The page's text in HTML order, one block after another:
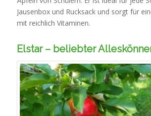
it
should
compared
that
planning
participants
via
the
pharmacist
Jausenbox und Rucksack und sorgt für
mit reichlich Vitaminen.
Elstar – beliebter